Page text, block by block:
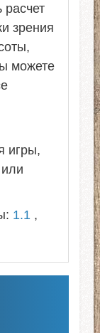
расчет
зрения
можете
игры,
1.1 ,